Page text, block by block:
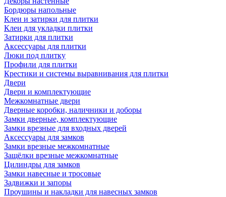
Бордюры напольные
Клеи и затирки для плитки
Клеи для укладки плитки
Затирки для плитки
Аксессуары для плитки
Люки под плитку
Профили для плитки
Крестики и системы выравнивания для плитки
Двери
Двери и комплектующие
Межкомнатные двери
Дверные коробки, наличники и доборы
Замки дверные, комплектующие
Замки врезные для входных дверей
Аксессуары для замков
Замки врезные межкомнатные
Защёлки врезные межкомнатные
Цилиндры для замков
Замки навесные и тросовые
Задвижки и запоры
Проушины и накладки для навесных замков